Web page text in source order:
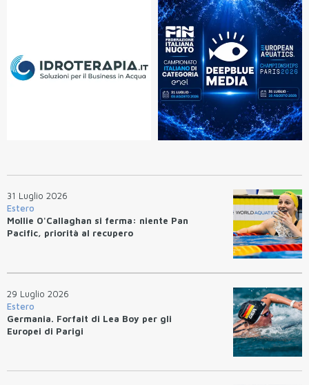
31 Luglio 2026
Estero
Mollie O'Callaghan si ferma: niente Pan
Pacific, priorità al recupero
29 Luglio 2026
Estero
Germania. Forfait di Lea Boy per gli
Europei di Parigi